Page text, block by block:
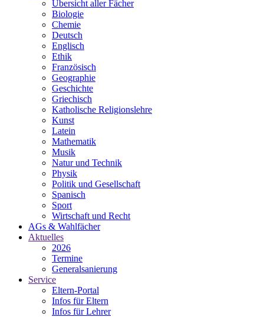
Übersicht aller Fächer
Biologie
Chemie
Deutsch
Englisch
Ethik
Französisch
Geographie
Geschichte
Griechisch
Katholische Religionslehre
Kunst
Latein
Mathematik
Musik
Natur und Technik
Physik
Politik und Gesellschaft
Spanisch
Sport
Wirtschaft und Recht
AGs & Wahlfächer
Aktuelles
2026
Termine
Generalsanierung
Service
Eltern-Portal
Infos für Eltern
Infos für Lehrer